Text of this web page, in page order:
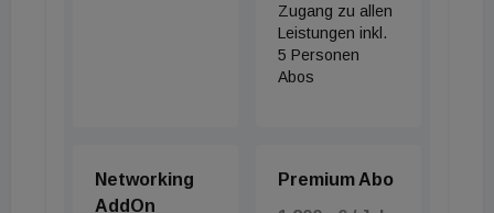
stehen viele konjukturtreibende Branchen still!" Die
VÖPE fordert daher die KIM-Verordnung radikal zu
entschärfen und für berechenbare Fixzinskredite
Entlastung der Konsumenten sollte eine drastische
Zugang zu allen
Leistungen inkl.
5 Personen
Abos
Networking
AddOn
Premium Abo